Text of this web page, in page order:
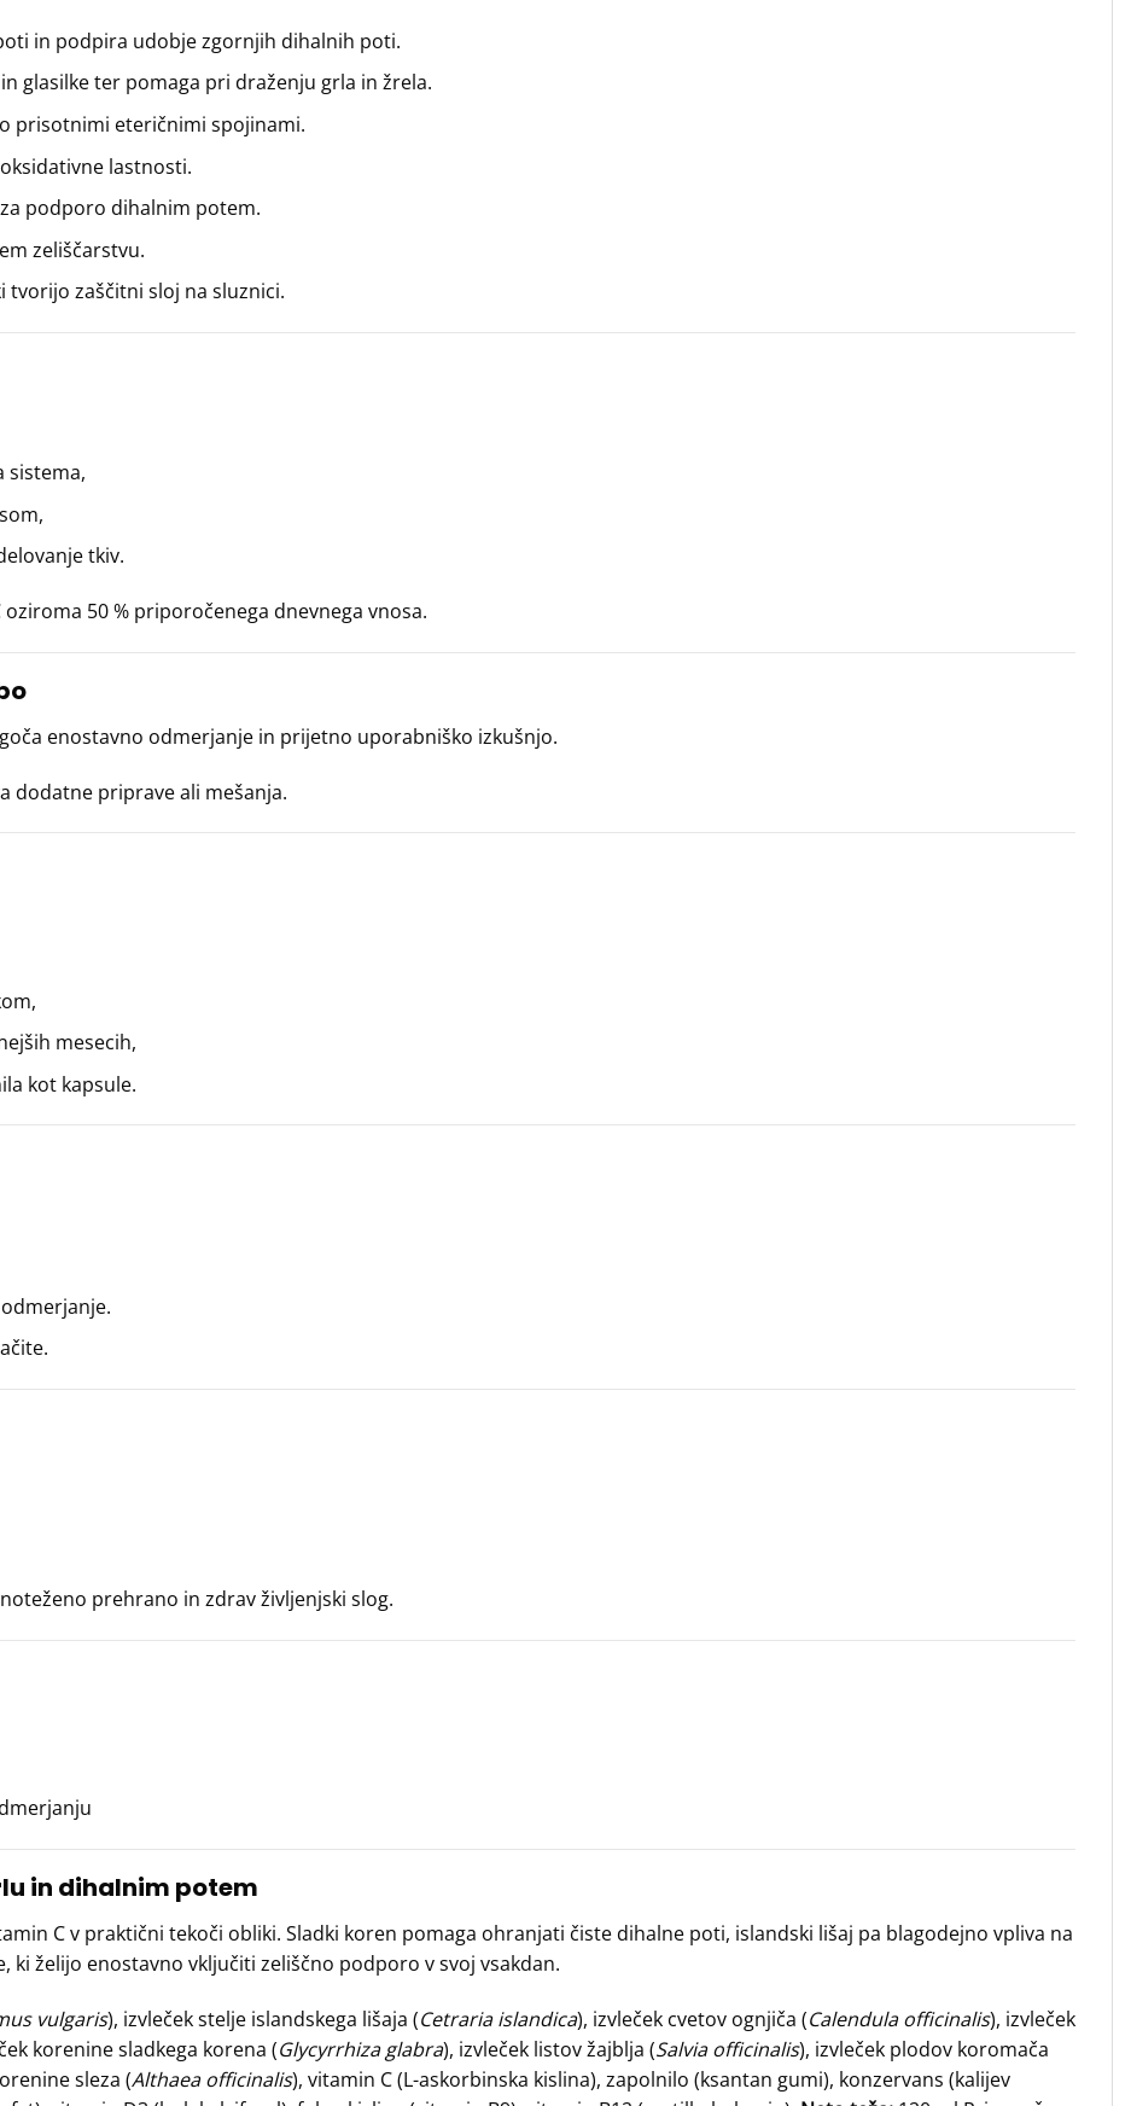
in podpira udobje zgornjih dihalnih poti.
glasilke ter pomaga pri draženju grla in žrela.
prisotnimi eteričnimi spojinami.
lastnosti.
podporo dihalnim potem.
zeliščarstvu.
zaščitni sloj na sluznici.
sistema,
tkiv.
50 % priporočenega dnevnega vnosa.
enostavno odmerjanje in prijetno uporabniško izkušnjo.
dodatne priprave ali mešanja.
mesecih,
kot kapsule.
prehrano in zdrav življenjski slog.
in dihalnim potem
C v praktični tekoči obliki. Sladki koren pomaga ohranjati čiste dihalne poti, islandski lišaj pa blagodejno vpliva na
ki želijo enostavno vključiti zeliščno podporo v svoj vsakdan.
vulgaris), izvleček stelje islandskega lišaja (Cetraria islandica), izvleček cvetov ognjiča (Calendula officinalis), izvleček
korenine sladkega korena (Glycyrrhiza glabra), izvleček listov žajblja (Salvia officinalis), izvleček plodov koromača
sleza (Althaea officinalis), vitamin C (L-askorbinska kislina), zapolnilo (ksantan gumi), konzervans (kalijev